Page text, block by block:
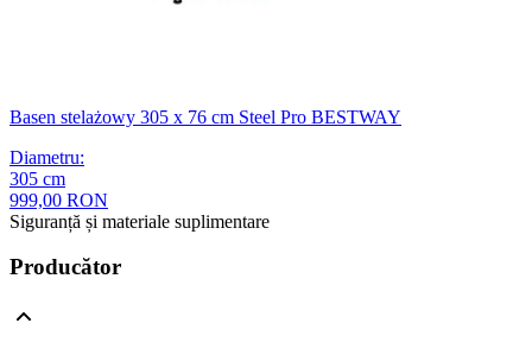
Basen stelażowy 305 x 76 cm Steel Pro BESTWAY
Diametru:
305 cm
999,00 RON
Siguranță și materiale suplimentare
Producător